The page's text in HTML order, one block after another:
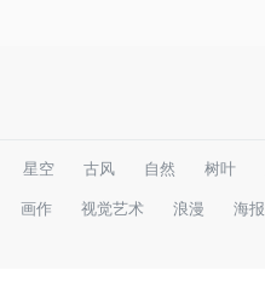
星空 古风 自然 树叶
画作 视觉艺术 浪漫 海报